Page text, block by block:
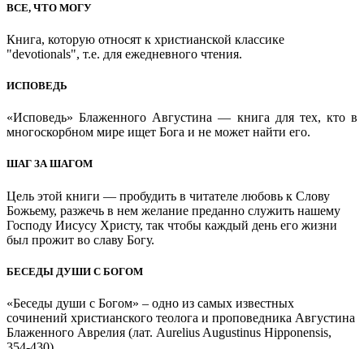
ВСЕ, ЧТО МОГУ
Книга, которую относят к христианской классике
"devotionals", т.е. для ежедневного чтения.
ИСПОВЕДЬ
«Исповедь» Блаженного Августина — книга для тех, кто в
многоскорбном мире ищет Бога и не может найти его.
ШАГ ЗА ШАГОМ
Цель этой книги — пробудить в читателе любовь к Слову
Божьему, разжечь в нем желание преданно служить нашему
Господу Иисусу Христу, так чтобы каждый день его жизни
был прожит во славу Богу.
БЕСЕДЫ ДУШИ С БОГОМ
«Беседы души с Богом» – одно из самых известных
сочинений христианского теолога и проповедника Августина
Блаженного Аврелия (лат. Aurelius Augustinus Hipponensis,